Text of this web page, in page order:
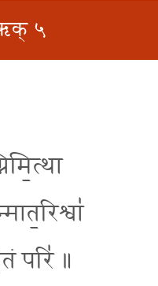
५
परि॑ ॥